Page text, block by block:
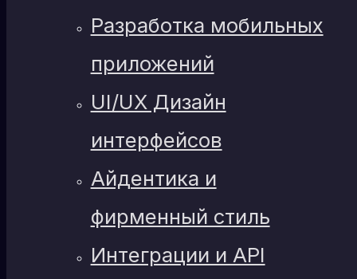
Разработка мобильных
приложений
UI/UX Дизайн
интерфейсов
Айдентика и
фирменный стиль
Интеграции и API